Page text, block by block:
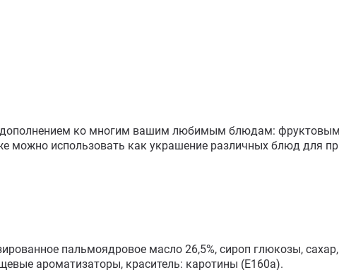
ко многим вашим любимым блюдам: фруктовым
можно использовать как украшение различных блюд для
пальмоядровое масло 26,5%, сироп глюкозы,
ароматизаторы, краситель: каротины (Е160а).